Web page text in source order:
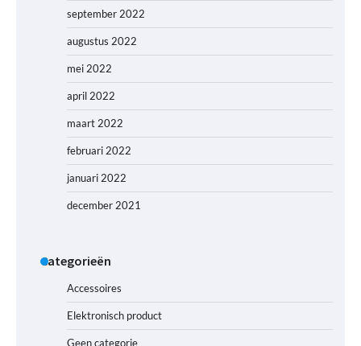
september 2022
augustus 2022
mei 2022
april 2022
maart 2022
februari 2022
januari 2022
december 2021
Categorieën
Accessoires
Elektronisch product
Geen categorie